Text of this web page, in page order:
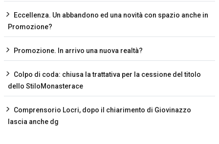
Eccellenza. Un abbandono ed una novità con spazio anche in
Promozione?
Promozione. In arrivo una nuova realtà?
Colpo di coda: chiusa la trattativa per la cessione del titolo
dello StiloMonasterace
Comprensorio Locri, dopo il chiarimento di Giovinazzo
lascia anche dg